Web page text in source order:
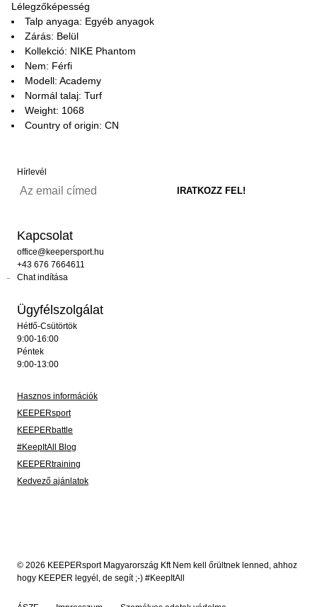
Lélegzőképesség
Talp anyaga: Egyéb anyagok
Zárás: Belül
Kollekció: NIKE Phantom
Nem: Férfi
Modell: Academy
Normál talaj: Turf
Weight: 1068
Country of origin: CN
Hírlevél
Kapcsolat
office@keepersport.hu
+43 676 7664611
Chat indítása
Ügyfélszolgálat
Hétfő-Csütörtök
9:00-16:00
Péntek
9:00-13:00
Hasznos információk
KEEPERsport
KEEPERbattle
#KeepItAll Blog
KEEPERtraining
Kedvező ajánlatok
© 2026 KEEPERsport Magyarország Kft Nem kell őrültnek lenned, ahhoz
hogy KEEPER legyél, de segít ;-) #KeepItAll